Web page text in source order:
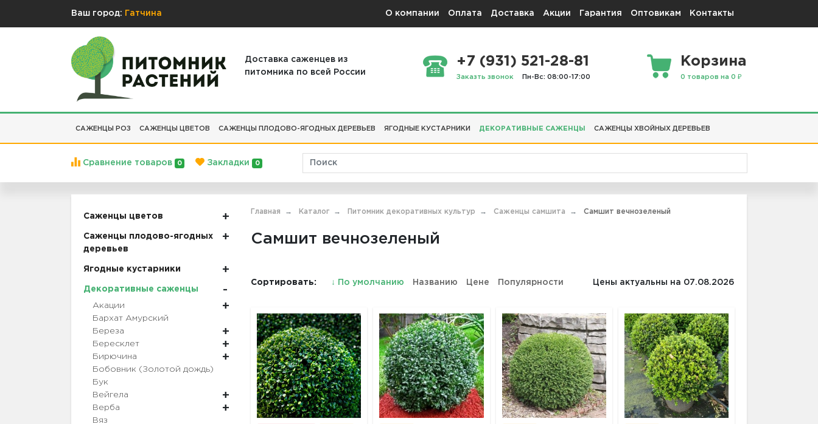
Ваш город: Гатчина О компании Оплата Доставка Акции Гарантия Оптовикам Контакты
Доставка саженцев из
питомника по всей России
+7 (931) 521-28-81
Заказть звонок Пн-Вс: 08:00-17:00
Корзина
0 товаров на 0 ₽
САЖЕНЦЫ РОЗ САЖЕНЦЫ ЦВЕТОВ САЖЕНЦЫ ПЛОДОВО-ЯГОДНЫХ ДЕРЕВЬЕВ ЯГОДНЫЕ КУСТАРНИКИ ДЕКОРАТИВНЫЕ САЖЕНЦЫ САЖЕНЦЫ ХВОЙНЫХ ДЕРЕВЬЕВ
Сравнение товаров 0 Закладки 0
Саженцы цветов
Саженцы плодово-ягодных
деревьев
Ягодные кустарники
Декоративные саженцы
Акации
Бархат Амурский
Береза
Бересклет
Бирючина
Бобовник (Золотой дождь)
Бук
Вейгела
Верба
Вяз
Главная Каталог Питомник декоративных культур Саженцы самшита Самшит вечнозеленый
Самшит вечнозеленый
Сортировать: ↓ По умолчанию Названию Цене Популярности Цены актуальны на 07.08.2026